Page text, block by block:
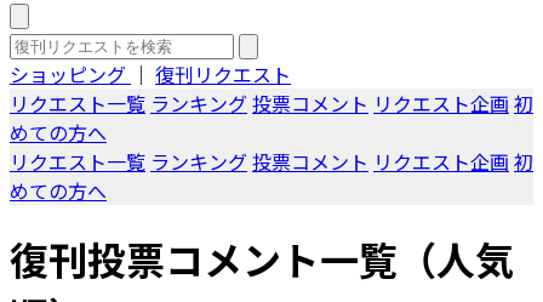
ショッピング ｜ 復刊リクエスト
リクエスト一覧 ランキング投票コメント リクエスト企画 初
めての方へ
リクエスト一覧 ランキング投票コメント リクエスト企画 初
めての方へ
復刊投票コメント一覧（人気